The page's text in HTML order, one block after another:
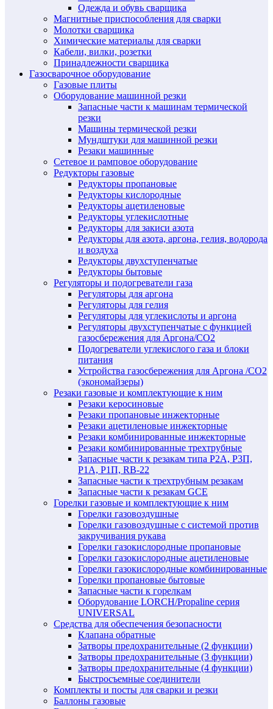
Одежда и обувь сварщика
Магнитные приспособления для сварки
Молотки сварщика
Химические материалы для сварки
Кабели, вилки, розетки
Принадлежности сварщика
Газосварочное оборудование
Газовые плиты
Оборудование машинной резки
Запасные части к машинам термической
резки
Машины термической резки
Мундштуки для машинной резки
Резаки машинные
Сетевое и рамповое оборудование
Редукторы газовые
Редукторы пропановые
Редукторы кислородные
Редукторы ацетиленовые
Редукторы углекислотные
Редукторы для закиси азота
Редукторы для азота, аргона, гелия, водорода
и воздуха
Редукторы двухступенчатые
Редукторы бытовые
Регуляторы и подогреватели газа
Регуляторы для аргона
Регуляторы для гелия
Регуляторы для углекислоты и аргона
Регуляторы двухступенчатые c функцией
газосбережения для Аргона/СО2
Подогреватели углекислого газа и блоки
питания
Устройства газосбережения для Аргона /СО2
(экономайзеры)
Резаки газовые и комплектующие к ним
Резаки керосиновые
Резаки пропановые инжекторные
Резаки ацетиленовые инжекторные
Резаки комбинированные инжекторные
Резаки комбинированные трехтрубные
Запасные части к резакам типа Р2А, Р3П,
Р1А, Р1П, RB-22
Запасные части к трехтрубным резакам
Запасные части к резакам GCE
Горелки газовые и комплектующие к ним
Горелки газовоздушные
Горелки газовоздушные с системой против
закручивания рукава
Горелки газокислородные пропановые
Горелки газокислородные ацетиленовые
Горелки газокислородные комбинированные
Горелки пропановые бытовые
Запасные части к горелкам
Оборудование LORCH/Propaline серия
UNIVERSAL
Средства для обеспечения безопасности
Клапана обратные
Затворы предохранительные (2 функции)
Затворы предохранительные (3 функции)
Затворы предохранительные (4 функции)
Быстросъемные соединители
Комплекты и посты для сварки и резки
Баллоны газовые